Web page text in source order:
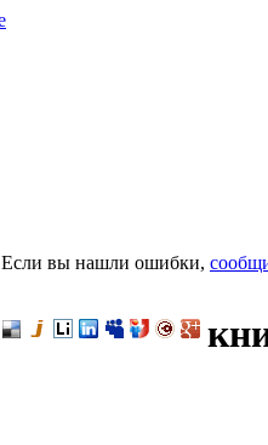
Если вы нашли ошибки,